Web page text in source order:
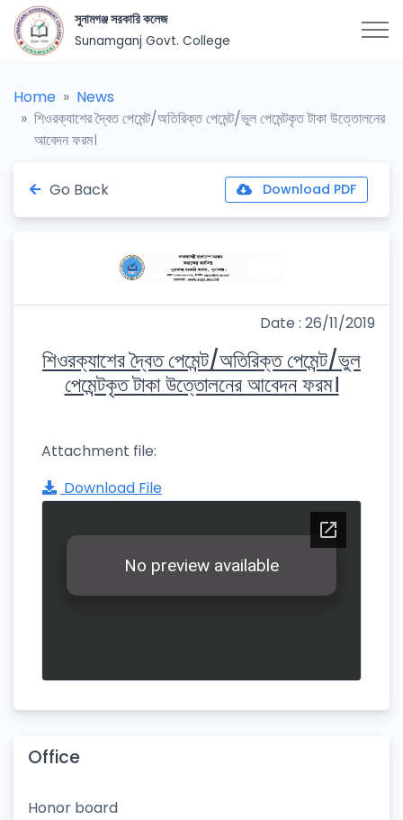
সুনামগঞ্জ সরকারি কলেজ
Sunamganj Govt. College
Home
News
শিওরক্যাশের দ্বৈত পেমেন্ট/অতিরিক্ত পেমেন্ট/ভুল পেমেন্টকৃত টাকা উত্তোলনের
আবেদন ফরম।
Go Back Download PDF
Date : 26/11/2019
শিওরক্যাশের দ্বৈত পেমেন্ট/অতিরিক্ত পেমেন্ট/ভুল
পেমেন্টকৃত টাকা উত্তোলনের আবেদন ফরম।
Attachment file:
Download File
Office
Honor board